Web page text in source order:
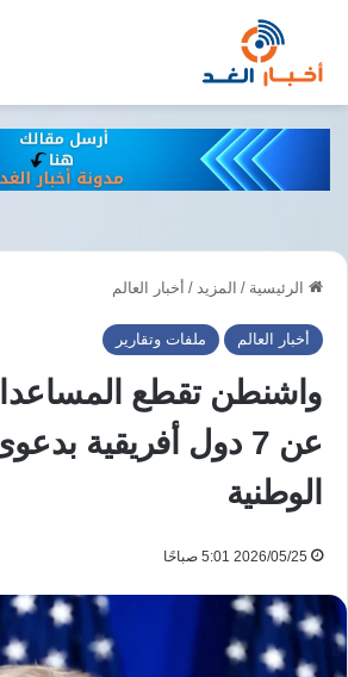
الرئيسية / المزيد / أخبار العالم
أخبار العالم ملفات وتقارير
واشنطن تقطع
عن 7 دول أفريقية
الوطنية
2026/05/25 5:01 صباحًا